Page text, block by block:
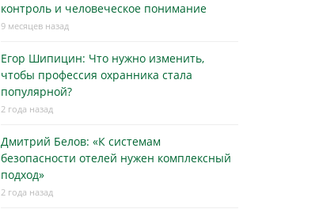
контроль и человеческое понимание
9 месяцев назад
Егор Шипицин: Что нужно изменить,
чтобы профессия охранника стала
популярной?
2 года назад
Дмитрий Белов: «К системам
безопасности отелей нужен комплексный
подход»
2 года назад